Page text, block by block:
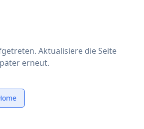
Aktualisiere die Seite
erneut.